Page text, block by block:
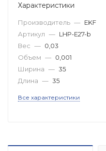
Характеристики
Производитель — EKF
Артикул — LHP-E27-b
Вес — 0,03
Объем — 0,001
Ширина — 35
Длина — 35
Все характеристики